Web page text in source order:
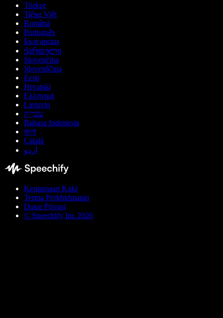
Türkçe
Tiếng Việt
Română
Português
Български
ქართული
Slovenčina
Slovenščina
Eesti
Hrvatski
Ελληνικά
Lietuvių
עברית
Bahasa Indonesia
বাংলা
Català
اردو
Keutamaan Kuki
Terma Perkhidmatan
Dasar Privasi
© Speechify Inc 2026